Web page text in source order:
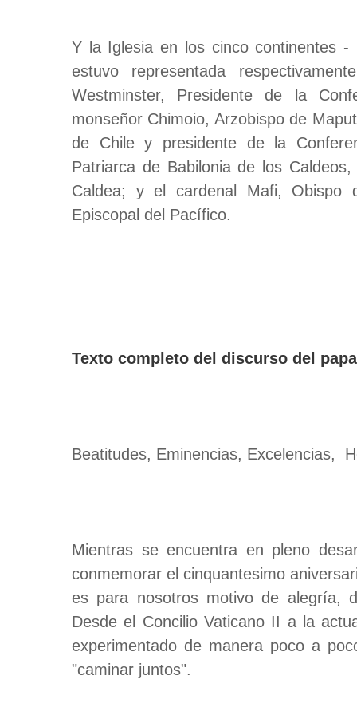
Y la Iglesia en los cinco continentes
estuvo representada
Westminster, Presidente de la
monseñor Chimoio, Arzobispo de
de Chile y presidente de la
Patriarca de Babilonia de los
Caldea; y el cardenal Mafi, Obispo
Episcopal del Pacífico.
Texto completo del discurso del
Beatitudes, Eminencias, Excelencias,
Mientras se encuentra en pleno
conmemorar el cinquantesimo
es para nosotros motivo de alegría,
Desde el Concilio Vaticano II a la
experimentado de manera poco a
"caminar juntos".